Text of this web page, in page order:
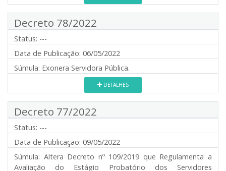
Decreto 78/2022
Status: ---
Data de Publicação: 06/05/2022
Súmula: Exonera Servidora Pública.
DETALHES
Decreto 77/2022
Status: ---
Data de Publicação: 09/05/2022
Súmula: Altera Decreto nº 109/2019 que Regulamenta a
Avaliação do Estágio Probatório dos Servidores